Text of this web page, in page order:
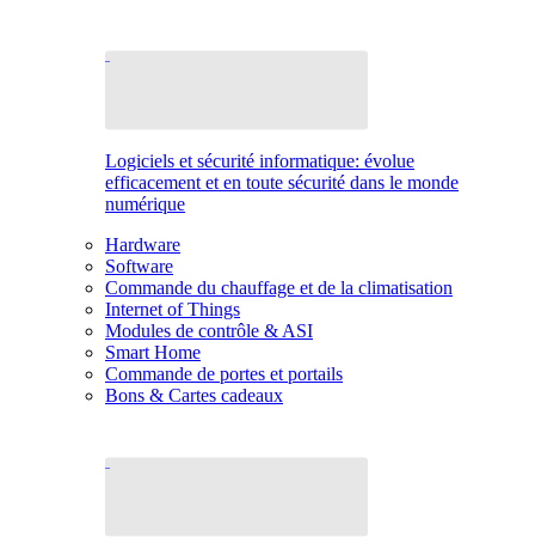
Logiciels et sécurité informatique: évolue
efficacement et en toute sécurité dans le monde
numérique
Hardware
Software
Commande du chauffage et de la climatisation
Internet of Things
Modules de contrôle & ASI
Smart Home
Commande de portes et portails
Bons & Cartes cadeaux